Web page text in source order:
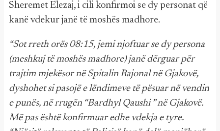
Sheremet Elezaj, i cili konfirmoi se dy personat që
kanë vdekur janë të moshës madhore.
“Sot rreth orës 08:15, jemi njoftuar se dy persona
(meshkuj të moshës madhore) janë dërguar për
trajtim mjekësor në Spitalin Rajonal në Gjakovë,
dyshohet si pasojë e lëndimeve të pësuar në vendin
e punës, në rrugën “Bardhyl Qaushi ” në Gjakovë.
Më pas është konfirmuar edhe vdekja e tyre.